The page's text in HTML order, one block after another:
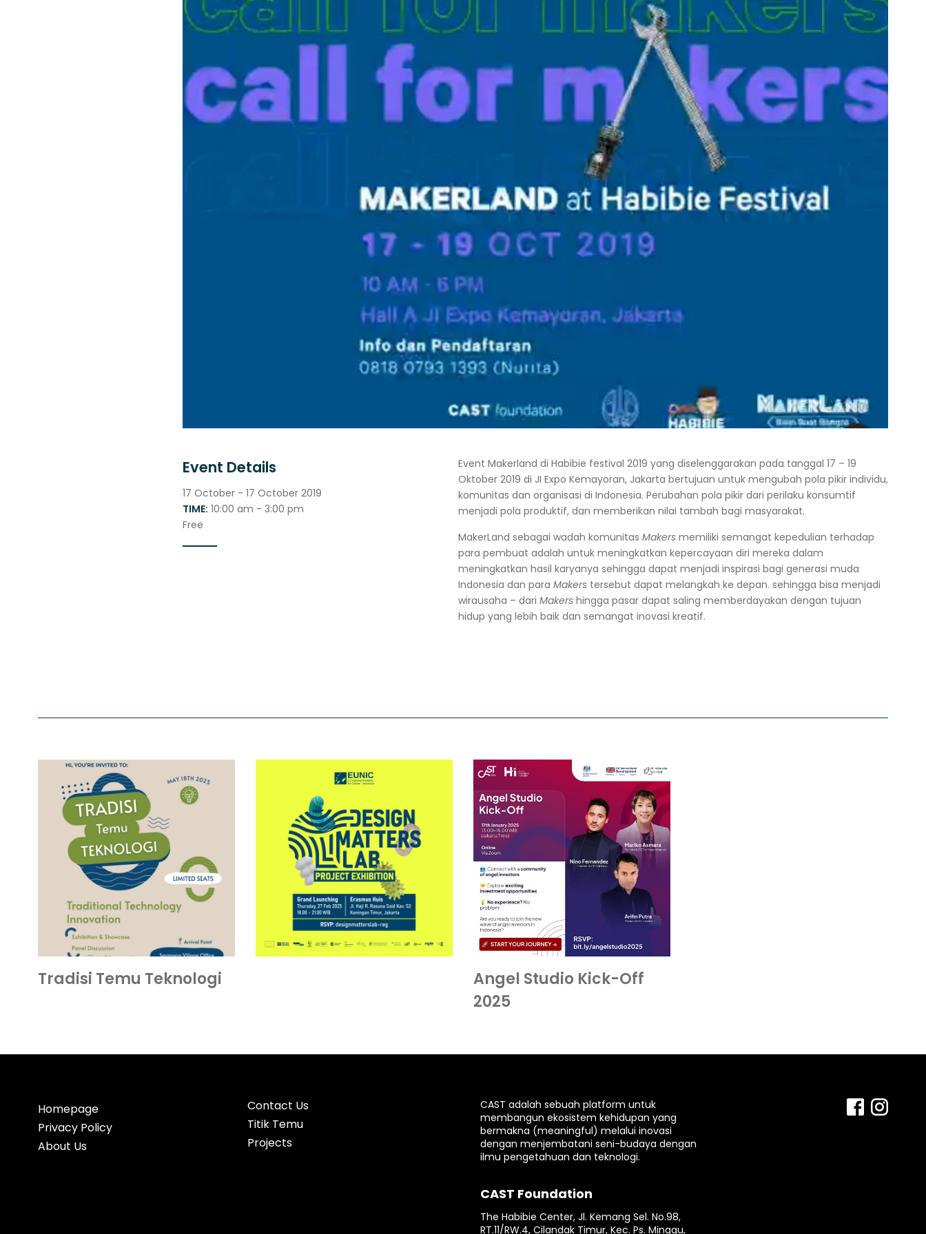
Event Details
17 October - 17 October 2019
TIME: 10:00 am - 3:00 pm
Free
Event Makerland di Habibie festival 2019 yang diselenggarakan pada tanggal 17 – 19
Oktober 2019 di JI Expo Kemayoran, Jakarta bertujuan untuk mengubah pola pikir individu,
komunitas dan organisasi di Indonesia. Perubahan pola pikir dari perilaku konsumtif
menjadi pola produktif, dan memberikan nilai tambah bagi masyarakat.
MakerLand sebagai wadah komunitas Makers memiliki semangat kepedulian terhadap
para pembuat adalah untuk meningkatkan kepercayaan diri mereka dalam
meningkatkan hasil karyanya sehingga dapat menjadi inspirasi bagi generasi muda
Indonesia dan para Makers tersebut dapat melangkah ke depan. sehingga bisa menjadi
wirausaha – dari Makers hingga pasar dapat saling memberdayakan dengan tujuan
hidup yang lebih baik dan semangat inovasi kreatif.
Tradisi Temu Teknologi
Angel Studio Kick-Off
2025
Homepage
Privacy Policy
About Us
Contact Us
Titik Temu
Projects
CAST adalah sebuah platform untuk
membangun ekosistem kehidupan yang
bermakna (meaningful) melalui inovasi
dengan menjembatani seni-budaya dengan
ilmu pengetahuan dan teknologi.
CAST Foundation
The Habibie Center, Jl. Kemang Sel. No.98,
RT.11/RW.4, Cilandak Timur, Kec. Ps. Minggu,